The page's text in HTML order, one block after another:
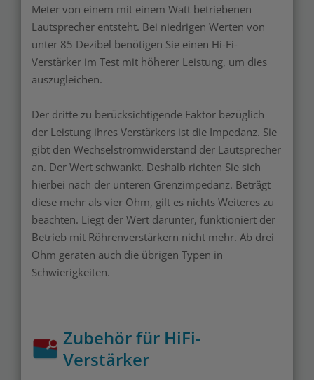
Meter von einem mit einem Watt betriebenen
Lautsprecher entsteht. Bei niedrigen Werten von
unter 85 Dezibel benötigen Sie einen Hi-Fi-
Verstärker im Test mit höherer Leistung, um dies
auszugleichen.
Der dritte zu berücksichtigende Faktor bezüglich
der Leistung ihres Verstärkers ist die Impedanz. Sie
gibt den Wechselstromwiderstand der Lautsprecher
an. Der Wert schwankt. Deshalb richten Sie sich
hierbei nach der unteren Grenzimpedanz. Beträgt
diese mehr als vier Ohm, gilt es nichts Weiteres zu
beachten. Liegt der Wert darunter, funktioniert der
Betrieb mit Röhrenverstärkern nicht mehr. Ab drei
Ohm geraten auch die übrigen Typen in
Schwierigkeiten.
Zubehör für HiFi-
Verstärker